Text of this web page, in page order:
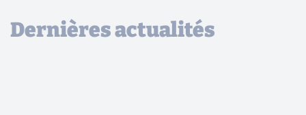
Dernières actualités